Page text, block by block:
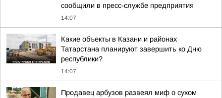
сообщили в пресс-службе предприятия
14:07
Какие объекты в Казани и районах
Татарстана планируют завершить ко Дню
республики?
14:07
Продавец арбузов развеял миф о сухом